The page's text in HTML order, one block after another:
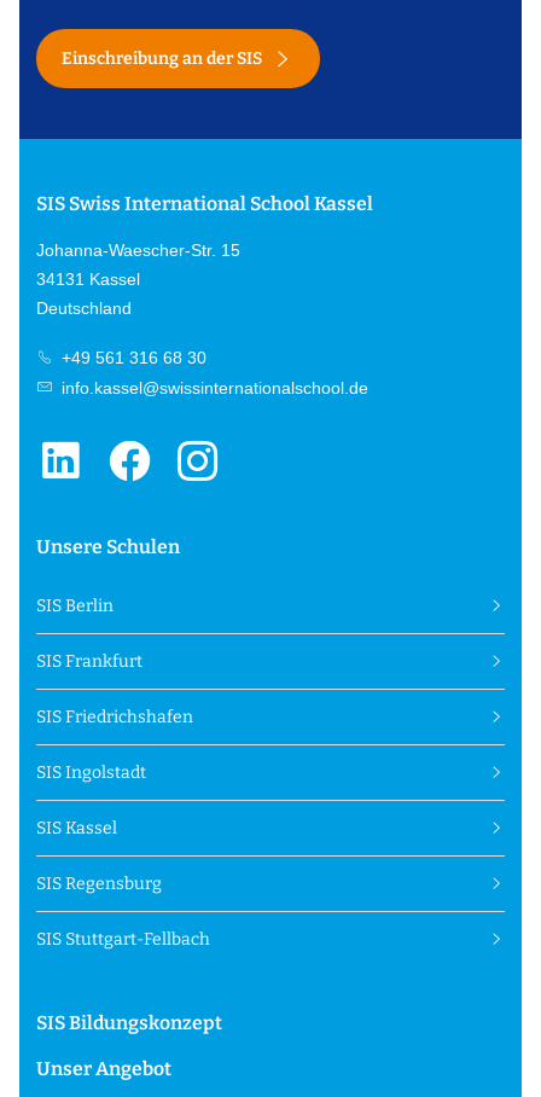
Einschreibung an der SIS
SIS Swiss International School Kassel
Johanna-Waescher-Str. 15
34131 Kassel
Deutschland
+49 561 316 68 30
info.kassel@swissinternationalschool.de
Unsere Schulen
SIS Berlin
SIS Frankfurt
SIS Friedrichshafen
SIS Ingolstadt
SIS Kassel
SIS Regensburg
SIS Stuttgart-Fellbach
SIS Bildungskonzept
Unser Angebot